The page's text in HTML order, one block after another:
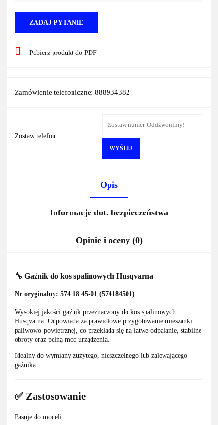
ZADAJ PYTANIE
Pobierz produkt do PDF
Zamówienie telefoniczne: 888934382
Zostaw telefon
WYŚLIJ
Opis
Informacje dot. bezpieczeństwa
Opinie i oceny (0)
🔧 Gaźnik do kos spalinowych Husqvarna
Nr oryginalny: 574 18 45-01 (574184501)
Wysokiej jakości gaźnik przeznaczony do kos spalinowych
Husqvarna. Odpowiada za prawidłowe przygotowanie mieszanki
paliwowo-powietrznej, co przekłada się na łatwe odpalanie, stabilne
obroty oraz pełną moc urządzenia.
Idealny do wymiany zużytego, nieszczelnego lub zalewającego
gaźnika.
✅ Zastosowanie
Pasuje do modeli: